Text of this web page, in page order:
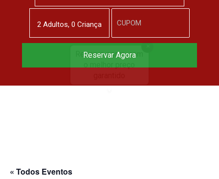
« Todos Eventos
2 Adultos, 0 Criança
Reserve agora, com
Reservar Agora